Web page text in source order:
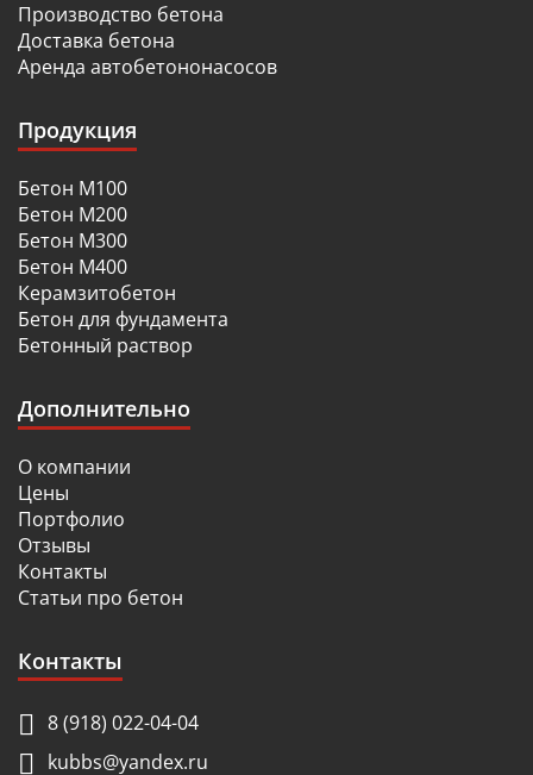
Производство бетона
Доставка бетона
Аренда автобетононасосов
Продукция
Бетон М100
Бетон М200
Бетон М300
Бетон М400
Керамзитобетон
Бетон для фундамента
Бетонный раствор
Дополнительно
О компании
Цены
Портфолио
Отзывы
Контакты
Статьи про бетон
Контакты
8 (918) 022-04-04
kubbs@yandex.ru